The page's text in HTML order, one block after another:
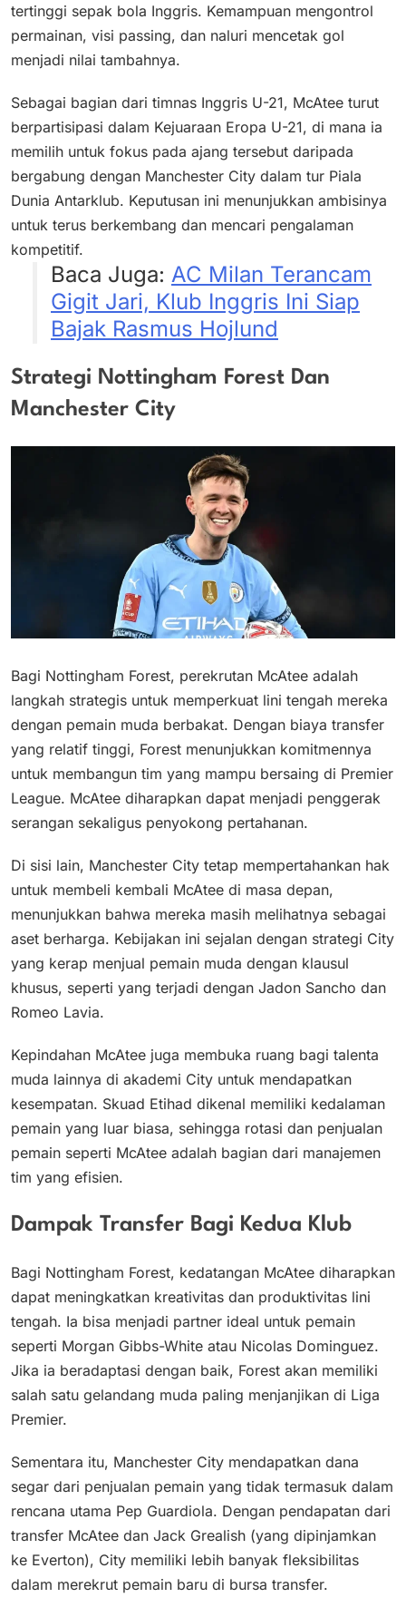
tertinggi sepak bola Inggris. Kemampuan mengontrol
permainan, visi passing, dan naluri mencetak gol
menjadi nilai tambahnya.
Sebagai bagian dari timnas Inggris U-21, McAtee turut
berpartisipasi dalam Kejuaraan Eropa U-21, di mana ia
memilih untuk fokus pada ajang tersebut daripada
bergabung dengan Manchester City dalam tur Piala
Dunia Antarklub. Keputusan ini menunjukkan ambisinya
untuk terus berkembang dan mencari pengalaman
kompetitif.
Baca Juga: AC Milan Terancam
Gigit Jari, Klub Inggris Ini Siap
Bajak Rasmus Hojlund
Strategi Nottingham Forest Dan
Manchester City
Bagi Nottingham Forest, perekrutan McAtee adalah
langkah strategis untuk memperkuat lini tengah mereka
dengan pemain muda berbakat. Dengan biaya transfer
yang relatif tinggi, Forest menunjukkan komitmennya
untuk membangun tim yang mampu bersaing di Premier
League. McAtee diharapkan dapat menjadi penggerak
serangan sekaligus penyokong pertahanan.
Di sisi lain, Manchester City tetap mempertahankan hak
untuk membeli kembali McAtee di masa depan,
menunjukkan bahwa mereka masih melihatnya sebagai
aset berharga. Kebijakan ini sejalan dengan strategi City
yang kerap menjual pemain muda dengan klausul
khusus, seperti yang terjadi dengan Jadon Sancho dan
Romeo Lavia.
Kepindahan McAtee juga membuka ruang bagi talenta
muda lainnya di akademi City untuk mendapatkan
kesempatan. Skuad Etihad dikenal memiliki kedalaman
pemain yang luar biasa, sehingga rotasi dan penjualan
pemain seperti McAtee adalah bagian dari manajemen
tim yang efisien.
Dampak Transfer Bagi Kedua Klub
Bagi Nottingham Forest, kedatangan McAtee diharapkan
dapat meningkatkan kreativitas dan produktivitas lini
tengah. Ia bisa menjadi partner ideal untuk pemain
seperti Morgan Gibbs-White atau Nicolas Dominguez.
Jika ia beradaptasi dengan baik, Forest akan memiliki
salah satu gelandang muda paling menjanjikan di Liga
Premier.
Sementara itu, Manchester City mendapatkan dana
segar dari penjualan pemain yang tidak termasuk dalam
rencana utama Pep Guardiola. Dengan pendapatan dari
transfer McAtee dan Jack Grealish (yang dipinjamkan
ke Everton), City memiliki lebih banyak fleksibilitas
dalam merekrut pemain baru di bursa transfer.